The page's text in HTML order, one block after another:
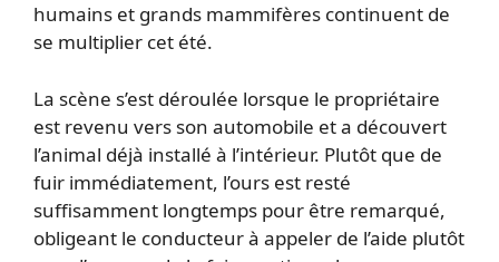
humains et grands mammifères continuent de
se multiplier cet été.
La scène s’est déroulée lorsque le propriétaire
est revenu vers son automobile et a découvert
l’animal déjà installé à l’intérieur. Plutôt que de
fuir immédiatement, l’ours est resté
suffisamment longtemps pour être remarqué,
obligeant le conducteur à appeler de l’aide plutôt